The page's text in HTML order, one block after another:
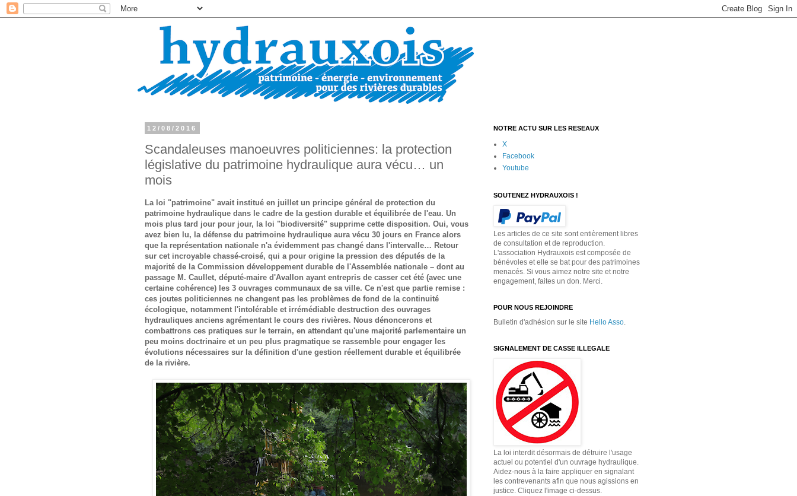
12/08/2016
Scandaleuses manoeuvres politiciennes: la protection
législative du patrimoine hydraulique aura vécu… un
mois
La loi "patrimoine" avait institué en juillet un principe général de protection du
patrimoine hydraulique dans le cadre de la gestion durable et équilibrée de l'eau. Un
mois plus tard jour pour jour, la loi "biodiversité" supprime cette disposition. Oui, vous
avez bien lu, la défense du patrimoine hydraulique aura vécu 30 jours en France alors
que la représentation nationale n'a évidemment pas changé dans l'intervalle… Retour
sur cet incroyable chassé-croisé, qui a pour origine la pression des députés de la
majorité de la Commission développement durable de l'Assemblée nationale – dont au
passage M. Caullet, député-maire d'Avallon ayant entrepris de casser cet été (avec une
certaine cohérence) les 3 ouvrages communaux de sa ville. Ce n'est que partie remise :
ces joutes politiciennes ne changent pas les problèmes de fond de la continuité
écologique, notamment l'intolérable et irrémédiable destruction des ouvrages
hydrauliques anciens agrémentant le cours des rivières. Nous dénoncerons et
combattrons ces pratiques sur le terrain, en attendant qu'une majorité parlementaire un
peu moins doctrinaire et un peu plus pragmatique se rassemble pour engager les
évolutions nécessaires sur la définition d'une gestion réellement durable et équilibrée
de la rivière.
NOTRE ACTU SUR LES RESEAUX
X
Facebook
Youtube
SOUTENEZ HYDRAUXOIS !
Les articles de ce site sont entièrement libres
de consultation et de reproduction.
L'association Hydrauxois est composée de
bénévoles et elle se bat pour des patrimoines
menacés. Si vous aimez notre site et notre
engagement, faites un don. Merci.
POUR NOUS REJOINDRE
Bulletin d'adhésion sur le site Hello Asso.
SIGNALEMENT DE CASSE ILLEGALE
La loi interdit désormais de détruire l'usage
actuel ou potentiel d'un ouvrage hydraulique.
Aidez-nous à la faire appliquer en signalant
les contrevenants afin que nous agissions en
justice. Cliquez l'image ci-dessus.